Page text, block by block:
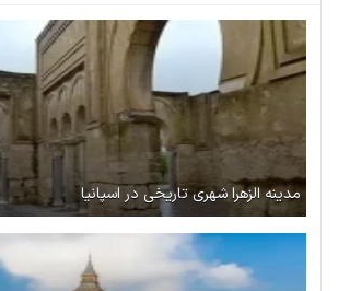
مدینه الزهرا شهری تاریخی در اسپانیا